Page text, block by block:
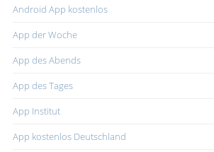
Android App kostenlos
App der Woche
App des Abends
App des Tages
App Institut
App kostenlos Deutschland